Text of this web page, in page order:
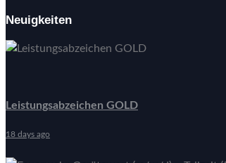
Neuigkeiten
Leistungsabzeichen GOLD
18 days ago